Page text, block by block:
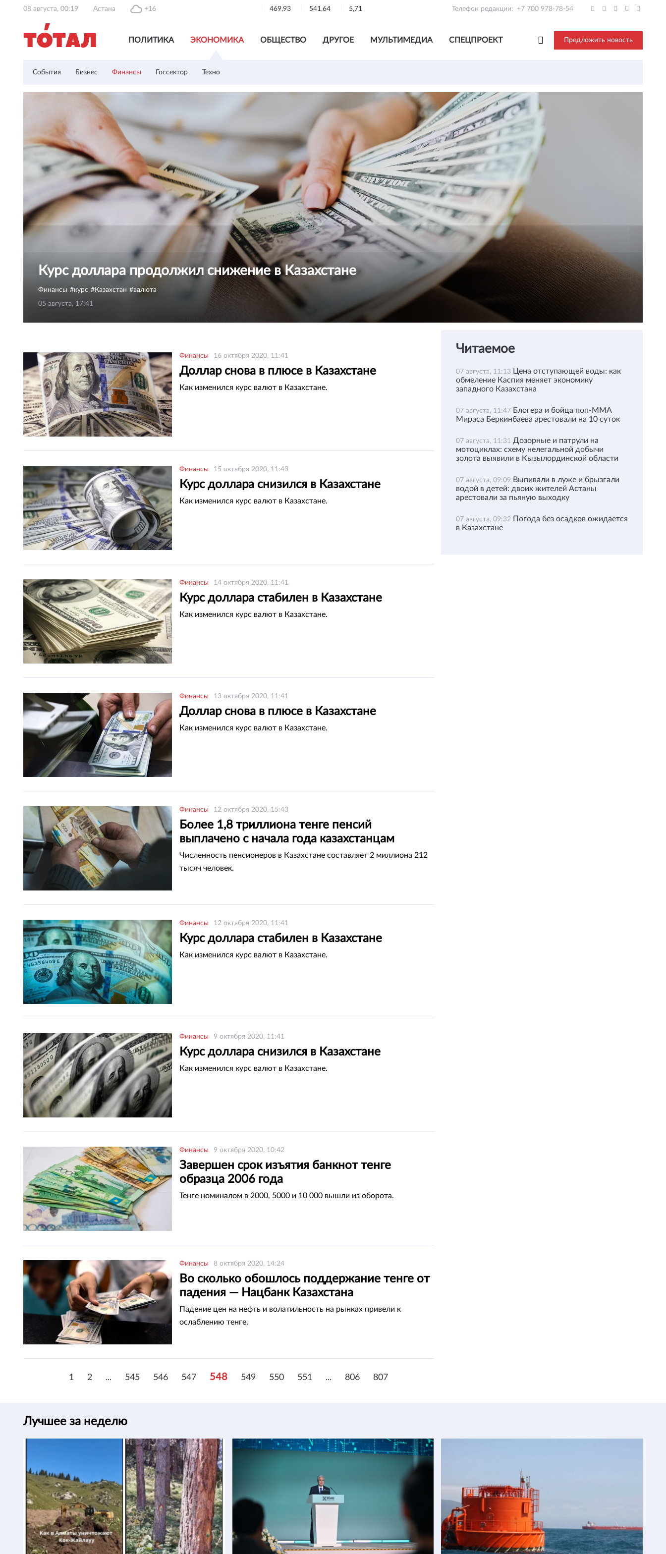
08 августа, 00:19 Астана +16 469,93 541,64 5,71 Телефон редакции: +7 700 978-78-54
ПОЛИТИКА ЭКОНОМИКА ОБЩЕСТВО ДРУГОЕ МУЛЬТИМЕДИА СПЕЦПРОЕКТ Предложить новость
События Бизнес Финансы Госсектор Техно
Курс доллара продолжил снижение в Казахстане
Финансы курс Казахстан
валюта
05 августа, 17:41
Финансы 16 октября 2020, 11:41
Доллар снова в плюсе в Казахстане
Как изменился курс валют в Казахстане.
Финансы 15 октября 2020, 11:43
Курс доллара снизился в Казахстане
Как изменился курс валют в Казахстане.
Финансы 14 октября 2020, 11:41
Курс доллара стабилен в Казахстане
Как изменился курс валют в Казахстане.
Финансы 13 октября 2020, 11:41
Доллар снова в плюсе в Казахстане
Как изменился курс валют в Казахстане.
Финансы 12 октября 2020, 15:43
Более 1,8 триллиона тенге пенсий
выплачено с начала года казахстанцам
Численность пенсионеров в Казахстане составляет 2 миллиона 212
тысяч человек.
Финансы 12 октября 2020, 11:41
Курс доллара стабилен в Казахстане
Как изменился курс валют в Казахстане.
Финансы 9 октября 2020, 11:41
Курс доллара снизился в Казахстане
Как изменился курс валют в Казахстане.
Финансы 9 октября 2020, 10:42
Завершен срок изъятия банкнот тенге
образца 2006 года
Тенге номиналом в 2000, 5000 и 10 000 вышли из оборота.
Финансы 8 октября 2020, 14:24
Во сколько обошлось поддержание тенге от
падения — Нацбанк Казахстана
Падение цен на нефть и волатильность на рынках привели к
ослаблению тенге.
1 2 ... 545 546 547 548 549 550 551 ... 806 807
Читаемое
07 августа, 11:13 Цена отступающей воды: как
обмеление Каспия меняет экономику
западного Казахстана
07 августа, 11:47 Блогера и бойца поп-ММА
Мираса Беркинбаева арестовали на 10 суток
07 августа, 11:31 Дозорные и патрули на
мотоциклах: схему нелегальной добычи
золота выявили в Кызылординской области
07 августа, 09:09 Выпивали в луже и брызгали
водой в детей: двоих жителей Астаны
арестовали за пьяную выходку
07 августа, 09:32 Погода без осадков ожидается
в Казахстане
Лучшее за неделю